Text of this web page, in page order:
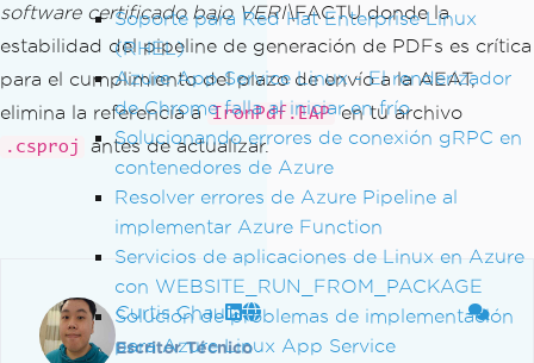
Soporte para Red Hat Enterprise Linux
(RHEL)
Azure App Service Linux - El renderizador
de Chrome falla al iniciar en frío
Solucionando errores de conexión gRPC en
contenedores de Azure
Resolver errores de Azure Pipeline al
implementar Azure Function
Servicios de aplicaciones de Linux en Azure
con WEBSITE_RUN_FROM_PACKAGE
Solución de problemas de implementación
para Azure Linux App Service
software certificado bajo VERI\FACTU donde la
estabilidad del pipeline de generación de PDFs es crítica
para el cumplimiento del plazo de envío a la AEAT,
elimina la referencia a IronPdf.EAP en tu archivo
.csproj antes de actualizar.
Curtis Chau
Escritor Técnico